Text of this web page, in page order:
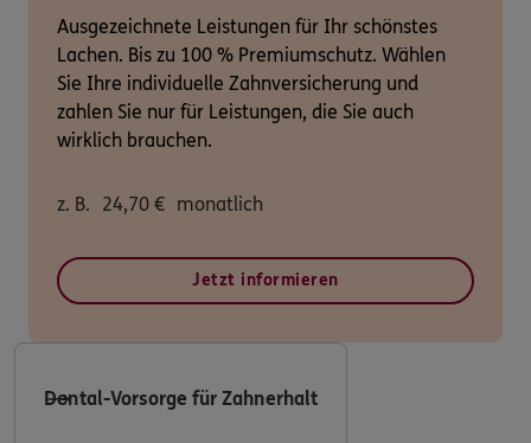
Ausgezeichnete Leistungen für Ihr schönstes
Lachen. Bis zu 100 % Premiumschutz. Wählen
Sie Ihre individuelle Zahnversicherung und
zahlen Sie nur für Leistungen, die Sie auch
wirklich brauchen.
z. B. 24,70 € monatlich
Jetzt informieren
Dental-Vorsorge für Zahnerhalt